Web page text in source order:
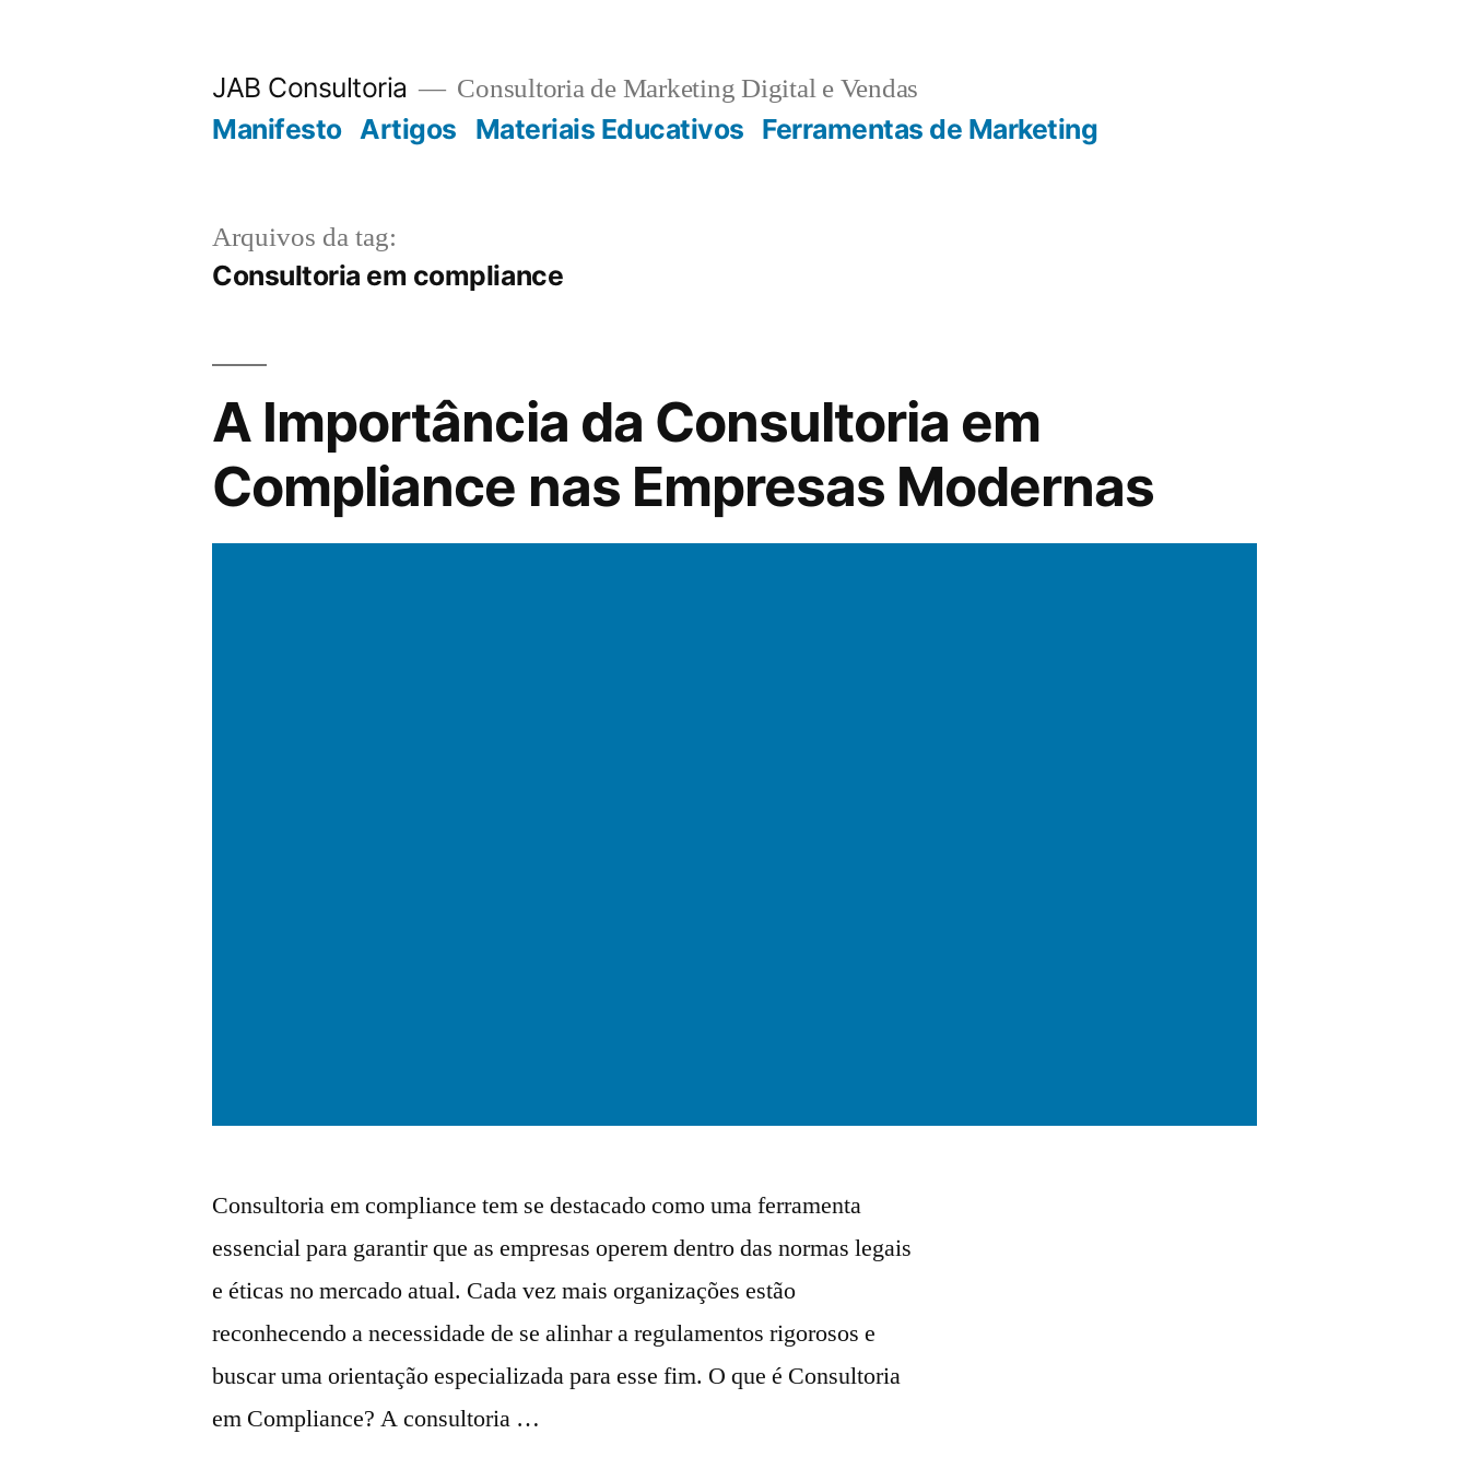
JAB Consultoria Consultoria de Marketing Digital e Vendas
Manifesto Artigos Materiais Educativos Ferramentas de Marketing
Arquivos da tag:
Consultoria em compliance
A Importância da Consultoria em
Compliance nas Empresas Modernas
Consultoria em compliance tem se destacado como uma ferramenta
essencial para garantir que as empresas operem dentro das normas legais
e éticas no mercado atual. Cada vez mais organizações estão
reconhecendo a necessidade de se alinhar a regulamentos rigorosos e
buscar uma orientação especializada para esse fim. O que é Consultoria
em Compliance? A consultoria …